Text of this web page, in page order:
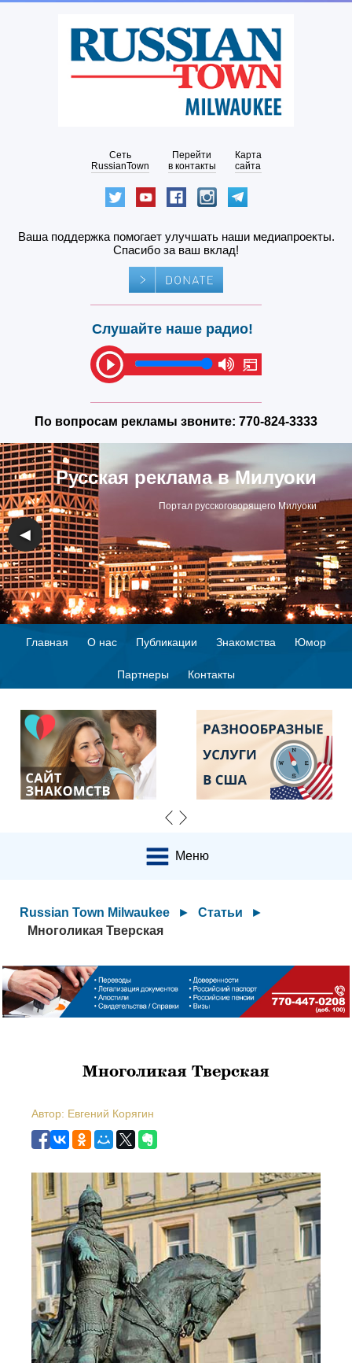
Сеть
RussianTown
Перейти
в контакты
Карта
сайта
Ваша поддержка помогает улучшать наши медиапроекты.
Спасибо за ваш вклад!
Слушайте наше радио!
По вопросам рекламы звоните: 770-824-3333
Русская реклама в Милуоки
Портал русскоговорящего Милуоки
◀ ▶
Главная О нас Публикации Знакомства Юмор
Партнеры Контакты
Меню
Russian Town Milwaukee ► Статьи
►
Многоликая Тверская
Многоликая Тверская
Автор: Евгений Корягин